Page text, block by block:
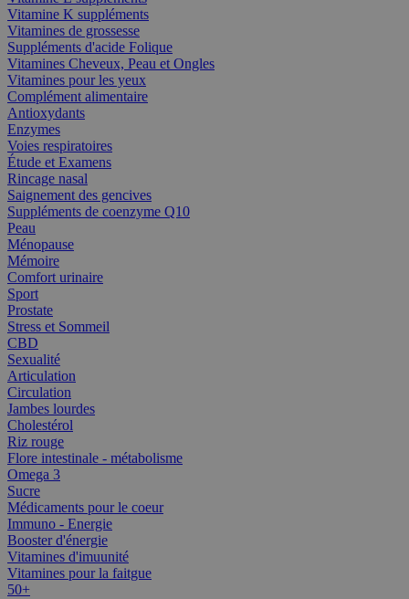
Vitamine K suppléments
Vitamines de grossesse
Suppléments d'acide Folique
Vitamines Cheveux, Peau et Ongles
Vitamines pour les yeux
Complément alimentaire
Antioxydants
Enzymes
Voies respiratoires
Étude et Examens
Rincage nasal
Saignement des gencives
Suppléments de coenzyme Q10
Peau
Ménopause
Mémoire
Comfort urinaire
Sport
Prostate
Stress et Sommeil
CBD
Sexualité
Articulation
Circulation
Jambes lourdes
Cholestérol
Riz rouge
Flore intestinale - métabolisme
Omega 3
Sucre
Médicaments pour le coeur
Immuno - Energie
Booster d'énergie
Vitamines d'imuunité
Vitamines pour la faitgue
50+